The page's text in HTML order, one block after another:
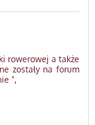
rowerowej a także
zostały na forum
",